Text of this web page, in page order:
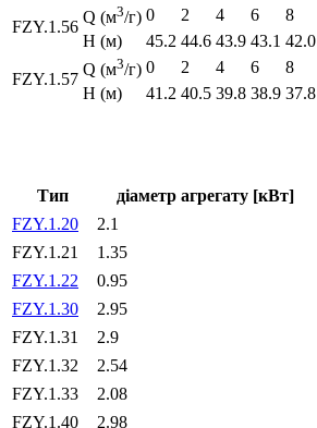
FZY.1.56
Q (м3/г) 0 2 4 6 8
H (м)
45.2 44.6 43.9 43.1 42.0
FZY.1.57
Q (м3/г) 0 2 4 6 8
H (м)
41.2 40.5 39.8 38.9 37.8
Тип
діаметр агрегату [кВт]
FZY.1.20
2.1
FZY.1.21
1.35
FZY.1.22
0.95
FZY.1.30
2.95
FZY.1.31
2.9
FZY.1.32
2.54
FZY.1.33
2.08
FZY.1.40
2.98